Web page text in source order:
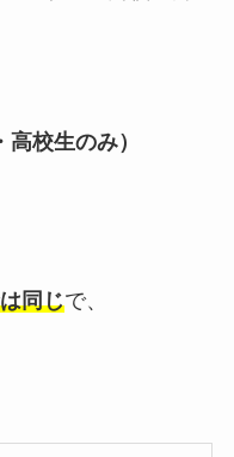
校生のみ）
同じで、